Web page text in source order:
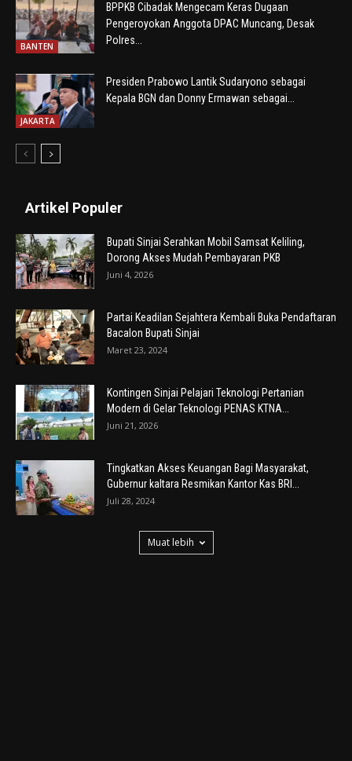
BANTEN
BPPKB Cibadak Mengecam Keras Dugaan
Pengeroyokan Anggota DPAC Muncang, Desak
Polres...
JAKARTA
Presiden Prabowo Lantik Sudaryono sebagai
Kepala BGN dan Donny Ermawan sebagai...
Artikel Populer
Bupati Sinjai Serahkan Mobil Samsat Keliling,
Dorong Akses Mudah Pembayaran PKB
Juni 4, 2026
Partai Keadilan Sejahtera Kembali Buka Pendaftaran
Bacalon Bupati Sinjai
Maret 23, 2024
Kontingen Sinjai Pelajari Teknologi Pertanian
Modern di Gelar Teknologi PENAS KTNA...
Juni 21, 2026
Tingkatkan Akses Keuangan Bagi Masyarakat,
Gubernur kaltara Resmikan Kantor Kas BRI...
Juli 28, 2024
Muat lebih